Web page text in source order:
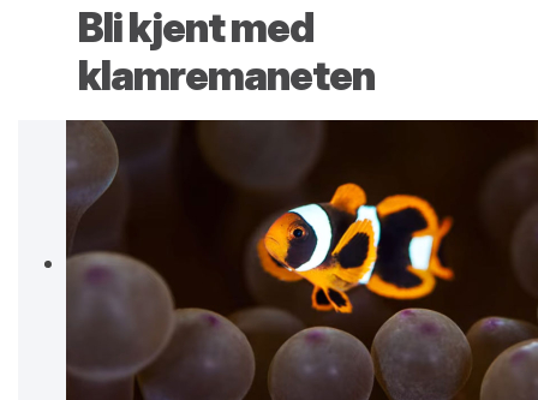
Bli kjent med
klamremaneten